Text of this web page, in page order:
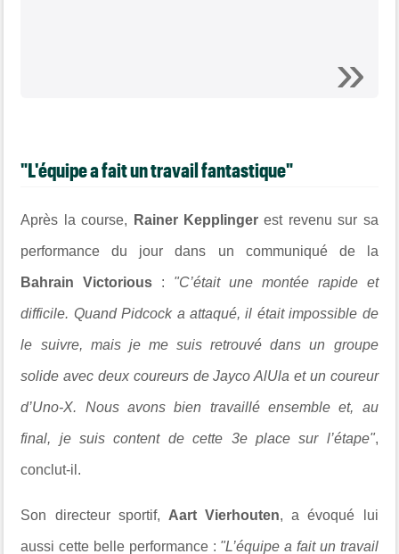
"L'équipe a fait un travail fantastique"
Après la course, Rainer Kepplinger est revenu sur sa
performance du jour dans un communiqué de la
Bahrain Victorious : "C’était une montée rapide et
difficile. Quand Pidcock a attaqué, il était impossible de
le suivre, mais je me suis retrouvé dans un groupe
solide avec deux coureurs de Jayco AlUla et un coureur
d’Uno-X. Nous avons bien travaillé ensemble et, au
final, je suis content de cette 3e place sur l’étape",
conclut-il.
Son directeur sportif, Aart Vierhouten, a évoqué lui
aussi cette belle performance : "L’équipe a fait un travail